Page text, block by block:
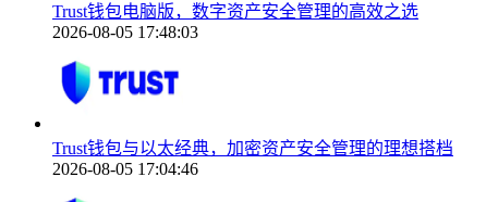
Trust钱包电脑版，数字资产安全管理的高效之选
2026-08-05 17:48:03
Trust钱包与以太经典，加密资产安全管理的理想搭档
2026-08-05 17:04:46